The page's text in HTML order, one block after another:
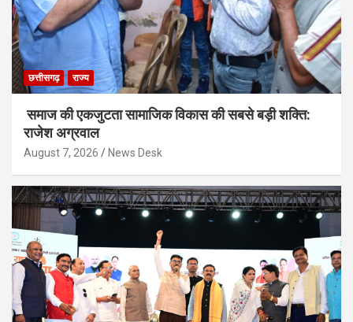
छत्तीसगढ़ राज्य
समाज की एकजुटता सामाजिक विकास की सबसे बड़ी शक्ति:
राजेश अग्रवाल
August 7, 2026 News Desk